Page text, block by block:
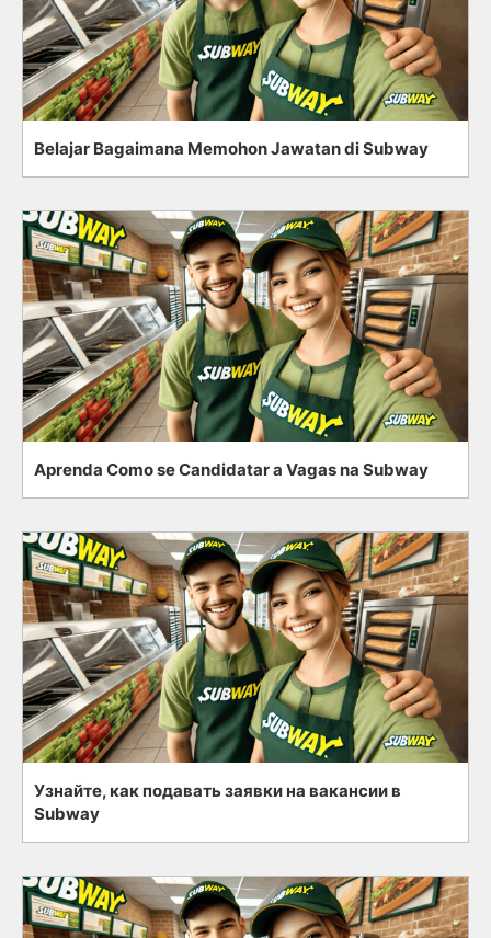
Belajar Bagaimana Memohon Jawatan di Subway
Aprenda Como se Candidatar a Vagas na Subway
Узнайте, как подавать заявки на вакансии в
Subway